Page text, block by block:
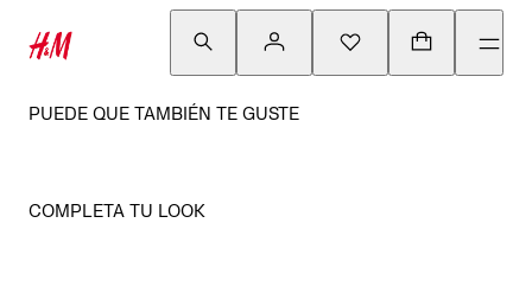
PUEDE QUE TAMBIÉN TE GUSTE
COMPLETA TU LOOK